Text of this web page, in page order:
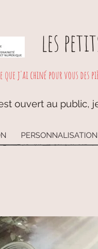
les
que j'ai chiné pour vous des
ouvert au public,
PERSONNALISATION